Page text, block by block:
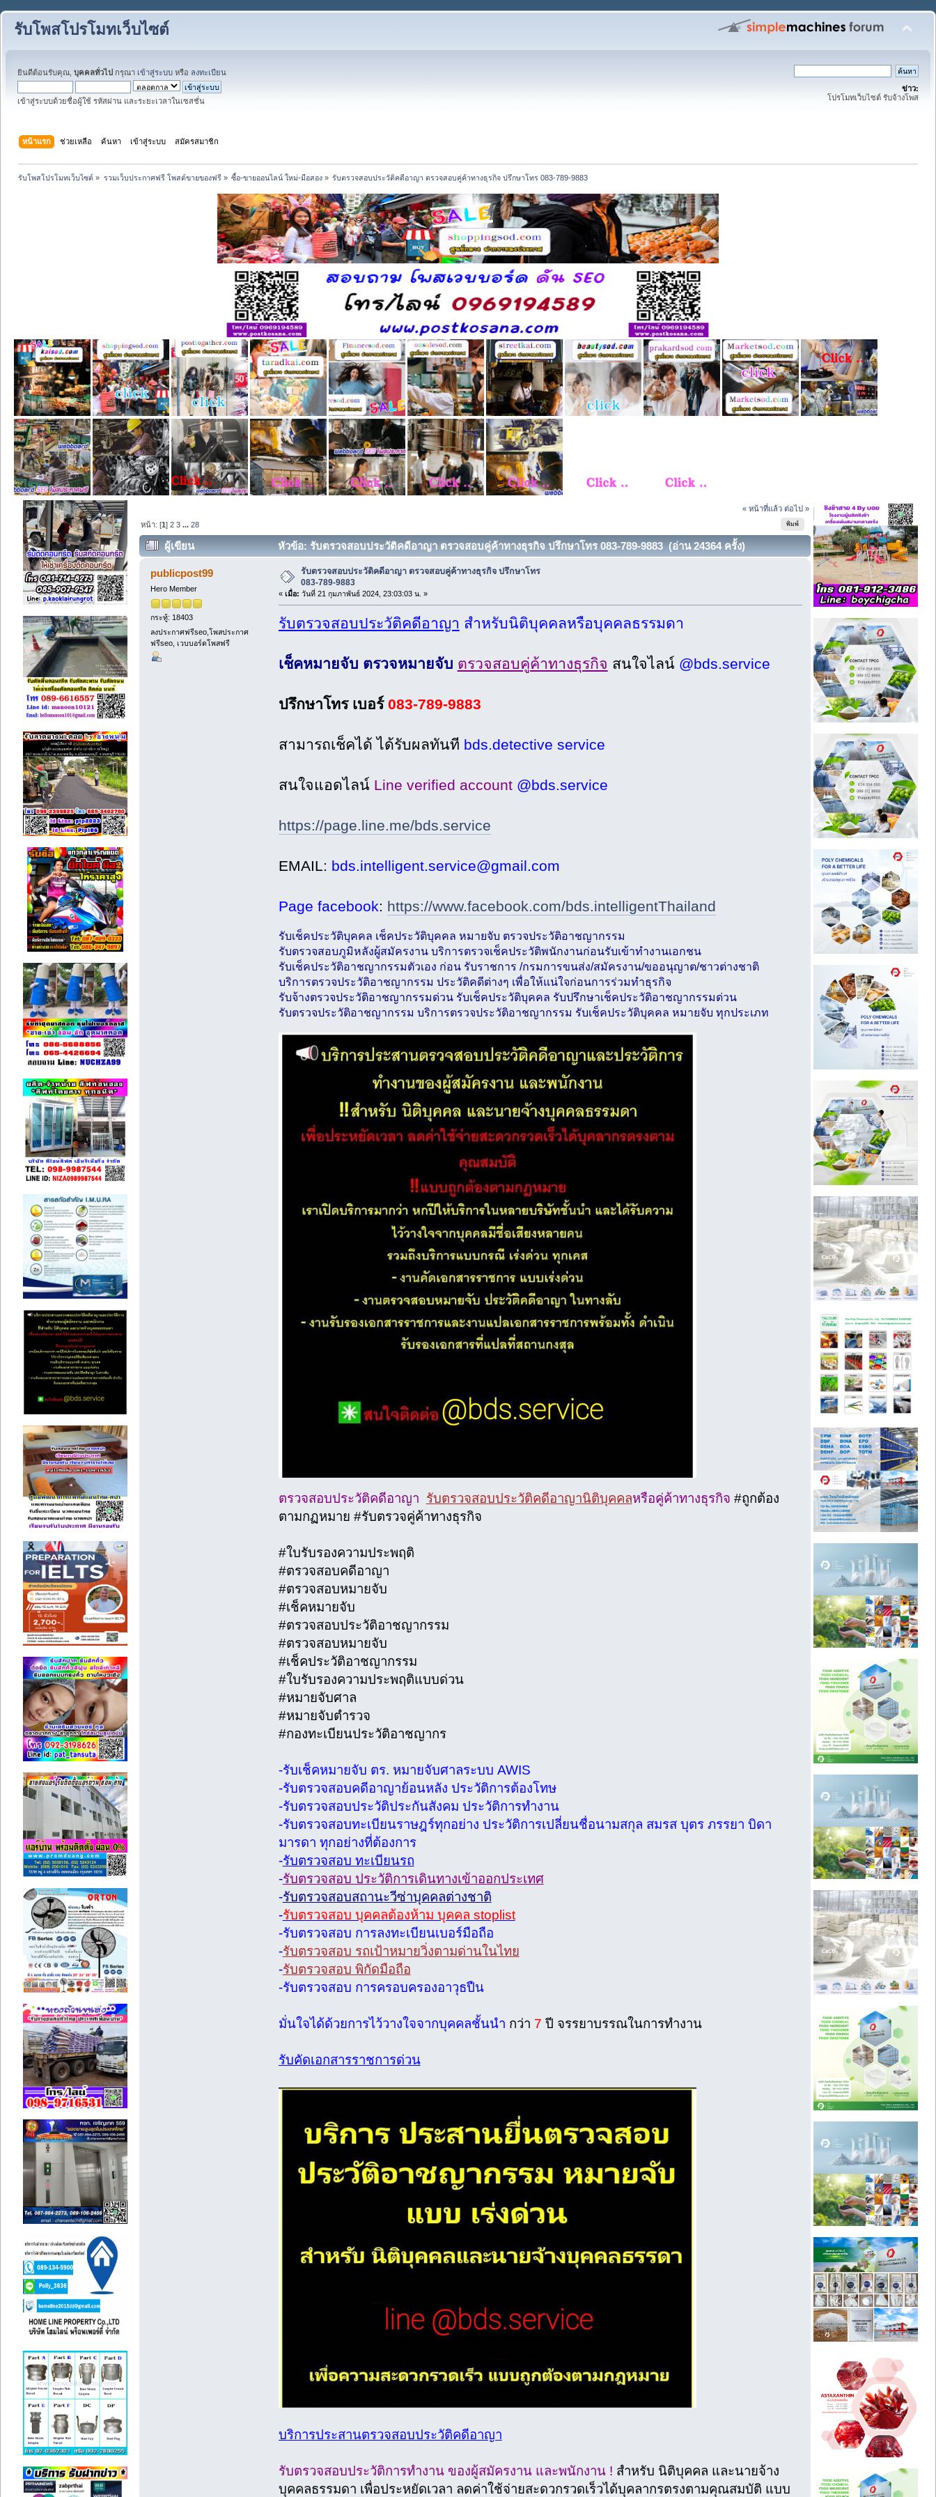
รับโพสโปรโมทเว็บไซต์
ยินดีต้อนรับคุณ, บุคคลทั่วไป กรุณา เข้าสู่ระบบ หรือ ลงทะเบียน
เข้าสู่ระบบด้วยชื่อผู้ใช้ รหัสผ่าน และระยะเวลาในเซสชั่น
ข่าว:
โปรโมทเว็บไซต์ รับจ้างโพส
หน้าแรก ช่วยเหลือ ค้นหา เข้าสู่ระบบ สมัครสมาชิก
รับโพสโปรโมทเว็บไซต์ » รวมเว็บประกาศฟรี โพสต์ขายของฟรี» ซื้อ-ขายออนไลน์ ใหม่-มือสอง» รับตรวจสอบประวัติคดีอาญา ตรวจสอบคู่ค้าทางธุรกิจ ปรึกษาโทร 083-789-9883
« หน้าที่แล้ว ต่อไป »
พิมพ์
หน้า: [1]2 3 ...28
ผู้เขียน หัวข้อ: รับตรวจสอบประวัติคดีอาญา ตรวจสอบคู่ค้าทางธุรกิจ ปรึกษาโทร 083-789-9883 (อ่าน 24364 ครั้ง)
publicpost99
Hero Member
กระทู้: 18403
ลงประกาศฟรีseo,โพสประกาศ
ฟรีseo, เวบบอร์ดโพสฟรี
รับตรวจสอบประวัติคดีอาญา ตรวจสอบคู่ค้าทางธุรกิจ ปรึกษาโทร
083-789-9883
« เมื่อ: วันที่ 21 กุมภาพันธ์ 2024, 23:03:03 น. »
รับตรวจสอบประวัติคดีอาญา สำหรับนิติบุคคลหรือบุคคลธรรมดา
เช็คหมายจับ ตรวจหมายจับ ตรวจสอบคู่ค้าทางธุรกิจ สนใจไลน์ @bds.service
ปรึกษาโทร เบอร์ 083-789-9883
สามารถเช็คได้ ได้รับผลทันที bds.detective service
สนใจแอดไลน์ Line verified account @bds.service
https://page.line.me/bds.service
EMAIL: bds.intelligent.service@gmail.com
Page facebook: https://www.facebook.com/bds.intelligentThailand
รับเช็คประวัติบุคคล เช็คประวัติบุคคล หมายจับ ตรวจประวัติอาชญากรรม
รับตรวจสอบภูมิหลังผู้สมัครงาน บริการตรวจเช็คประวัติพนักงานก่อนรับเข้าทำงานเอกชน
รับเช็คประวัติอาชญากรรมตัวเอง ก่อน รับราชการ /กรมการขนส่ง/สมัครงาน/ขออนุญาต/ชาวต่างชาติ
บริการตรวจประวัติอาชญากรรม ประวัติคดีต่างๆ เพื่อให้แน่ใจก่อนการร่วมทำธุรกิจ
รับจ้างตรวจประวัติอาชญากรรมด่วน รับเช็คประวัติบุคคล รับปรึกษาเช็คประวัติอาชญากรรมด่วน
รับตรวจประวัติอาชญากรรม บริการตรวจประวัติอาชญากรรม รับเช็คประวัติบุคคล หมายจับ ทุกประเภท
ตรวจสอบประวัติคดีอาญา รับตรวจสอบประวัติคดีอาญานิติบุคคลหรือคู่ค้าทางธุรกิจ #ถูกต้อง
ตามกฏหมาย #รับตรวจคู่ค้าทางธุรกิจ
#ใบรับรองความประพฤติ
#ตรวจสอบคดีอาญา
#ตรวจสอบหมายจับ
#เช็คหมายจับ
#ตรวจสอบประวัติอาชญากรรม
#ตรวจสอบหมายจับ
#เช็คประวัติอาชญากรรม
#ใบรับรองความประพฤติแบบด่วน
#หมายจับศาล
#หมายจับตำรวจ
#กองทะเบียนประวัติอาชญากร
-รับเช็คหมายจับ ตร. หมายจับศาลระบบ AWIS
-รับตรวจสอบคดีอาญาย้อนหลัง ประวัติการต้องโทษ
-รับตรวจสอบประวัติประกันสังคม ประวัติการทำงาน
-รับตรวจสอบทะเบียนราษฎร์ทุกอย่าง ประวัติการเปลี่ยนชื่อนามสกุล สมรส บุตร ภรรยา บิดา
มารดา ทุกอย่างที่ต้องการ
-รับตรวจสอบ ทะเบียนรถ
-รับตรวจสอบ ประวัติการเดินทางเข้าออกประเทศ
-รับตรวจสอบสถานะวีซ่าบุคคลต่างชาติ
-รับตรวจสอบ บุคคลต้องห้าม บุคคล stoplist
-รับตรวจสอบ การลงทะเบียนเบอร์มือถือ
-รับตรวจสอบ รถเป้าหมายวิ่งตามด่านในไทย
-รับตรวจสอบ พิกัดมือถือ
-รับตรวจสอบ การครอบครองอาวุธปืน
มั่นใจได้ด้วยการไว้วางใจจากบุคคลชั้นนำ กว่า 7 ปี จรรยาบรรณในการทำงาน
รับคัดเอกสารราชการด่วน
บริการประสานตรวจสอบประวัติคดีอาญา
รับตรวจสอบประวัติการทํางาน ของผู้สมัครงาน และพนักงาน ! สําหรับ นิติบุคคล และนายจ้าง
บุคคลธรรมดา เพื่อประหยัดเวลา ลดค่าใช้จ่ายสะดวกรวดเร็วได้บุคลากรตรงตามคุณสมบัติ แบบ